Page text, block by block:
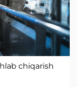
chiqarish